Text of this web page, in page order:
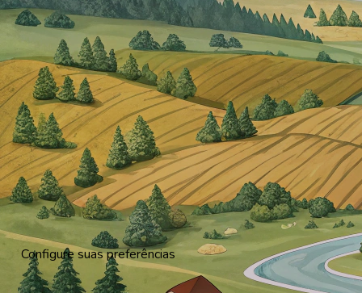
Configure suas preferências